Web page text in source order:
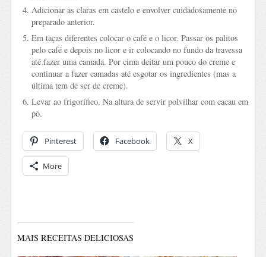
Adicionar as claras em castelo e envolver cuidadosamente no
preparado anterior.
Em taças diferentes colocar o café e o licor. Passar os palitos
pelo café e depois no licor e ir colocando no fundo da travessa
até fazer uma camada. Por cima deitar um pouco do creme e
continuar a fazer camadas até esgotar os ingredientes (mas a
última tem de ser de creme).
Levar ao frigorífico. Na altura de servir polvilhar com cacau em
pó.
Pinterest Facebook X
More
MAIS RECEITAS DELICIOSAS